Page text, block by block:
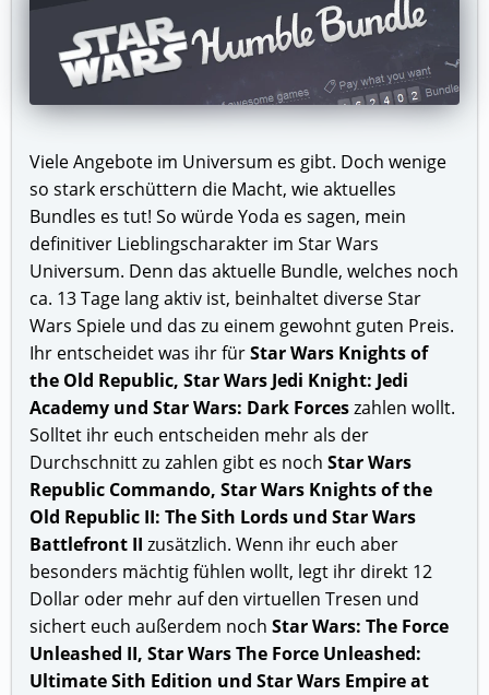
Viele Angebote im Universum es gibt. Doch wenige
so stark erschüttern die Macht, wie aktuelles
Bundles es tut! So würde Yoda es sagen, mein
definitiver Lieblingscharakter im Star Wars
Universum. Denn das aktuelle Bundle, welches noch
ca. 13 Tage lang aktiv ist, beinhaltet diverse Star
Wars Spiele und das zu einem gewohnt guten Preis.
Ihr entscheidet was ihr fürStar Wars Knights of
the Old Republic, Star Wars Jedi Knight: Jedi
Academy und Star Wars: Dark Forceszahlen wollt.
Solltet ihr euch entscheiden mehr als der
Durchschnitt zu zahlen gibt es nochStar Wars
Republic Commando, Star Wars Knights of the
Old Republic II: The Sith Lords und Star Wars
Battlefront II zusätzlich. Wenn ihr euch aber
besonders mächtig fühlen wollt, legt ihr direkt 12
Dollar oder mehr auf den virtuellen Tresen und
sichert euch außerdem nochStar Wars: The Force
Unleashed II, Star Wars The Force Unleashed:
Ultimate Sith Edition und Star Wars Empire at